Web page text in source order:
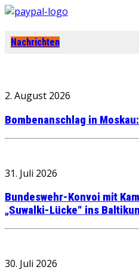
Nachrichten
2. August 2026
Bombenanschlag in
31. Juli 2026
Bundeswehr-Konvoi mit
„Suwalki-Lücke“ ins
30. Juli 2026